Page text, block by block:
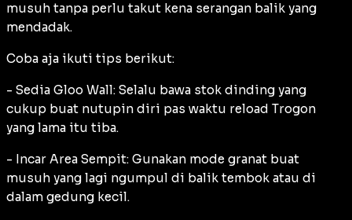
musuh tanpa perlu takut kena serangan balik yang
mendadak.
Coba aja ikuti tips berikut:
- Sedia Gloo Wall: Selalu bawa stok dinding yang
cukup buat nutupin diri pas waktu reload Trogon
yang lama itu tiba.
- Incar Area Sempit: Gunakan mode granat buat
musuh yang lagi ngumpul di balik tembok atau di
dalam gedung kecil.